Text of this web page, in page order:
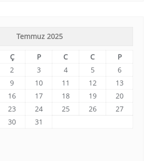
Temmuz 2025
Ç P C C
P
2 3 4 5
6
9 10 11 12
13
16 17 18 19
20
23 24 25 26
27
30 31